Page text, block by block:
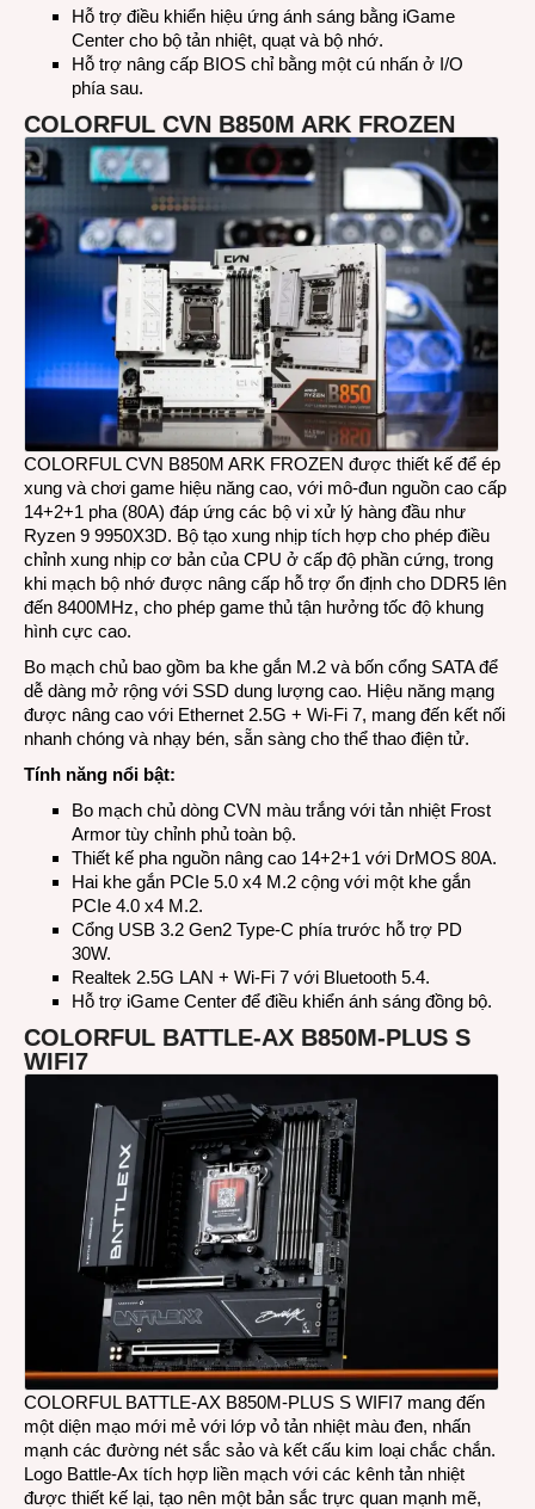
Hỗ trợ điều khiển hiệu ứng ánh sáng bằng iGame
Center cho bộ tản nhiệt, quạt và bộ nhớ.
Hỗ trợ nâng cấp BIOS chỉ bằng một cú nhấn ở I/O
phía sau.
COLORFUL CVN B850M ARK FROZEN
COLORFUL CVN B850M ARK FROZEN được thiết kế để ép
xung và chơi game hiệu năng cao, với mô-đun nguồn cao cấp
14+2+1 pha (80A) đáp ứng các bộ vi xử lý hàng đầu như
Ryzen 9 9950X3D. Bộ tạo xung nhịp tích hợp cho phép điều
chỉnh xung nhịp cơ bản của CPU ở cấp độ phần cứng, trong
khi mạch bộ nhớ được nâng cấp hỗ trợ ổn định cho DDR5 lên
đến 8400MHz, cho phép game thủ tận hưởng tốc độ khung
hình cực cao.
Bo mạch chủ bao gồm ba khe gắn M.2 và bốn cổng SATA để
dễ dàng mở rộng với SSD dung lượng cao. Hiệu năng mạng
được nâng cao với Ethernet 2.5G + Wi-Fi 7, mang đến kết nối
nhanh chóng và nhạy bén, sẵn sàng cho thể thao điện tử.
Tính năng nổi bật:
Bo mạch chủ dòng CVN màu trắng với tản nhiệt Frost
Armor tùy chỉnh phủ toàn bộ.
Thiết kế pha nguồn nâng cao 14+2+1 với DrMOS 80A.
Hai khe gắn PCIe 5.0 x4 M.2 cộng với một khe gắn
PCIe 4.0 x4 M.2.
Cổng USB 3.2 Gen2 Type-C phía trước hỗ trợ PD
30W.
Realtek 2.5G LAN + Wi-Fi 7 với Bluetooth 5.4.
Hỗ trợ iGame Center để điều khiển ánh sáng đồng bộ.
COLORFUL BATTLE-AX B850M-PLUS S
WIFI7
COLORFUL BATTLE-AX B850M-PLUS S WIFI7 mang đến
một diện mạo mới mẻ với lớp vỏ tản nhiệt màu đen, nhấn
mạnh các đường nét sắc sảo và kết cấu kim loại chắc chắn.
Logo Battle-Ax tích hợp liền mạch với các kênh tản nhiệt
được thiết kế lại, tạo nên một bản sắc trực quan mạnh mẽ,